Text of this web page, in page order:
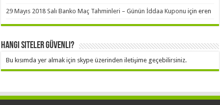
29 Mayıs 2018 Salı Banko Maç Tahminleri – Günün İddaa Kuponu içineren
Hangi Siteler Güvenli?
Bu kısımda yer almak için skype üzerinden iletişime geçebilirsiniz.